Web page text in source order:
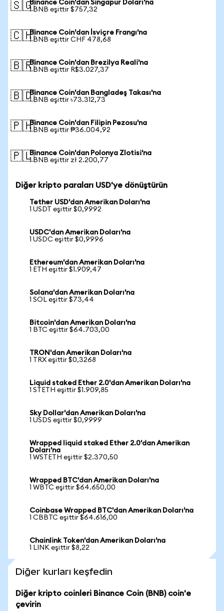
🇸🇬Binance Coin'dan Singapur Doları'na
1 BNB eşittir $757,32
🇨🇭Binance Coin'dan İsviçre Frangı'na
1 BNB eşittir CHF 478,68
🇧🇷Binance Coin'dan Brezilya Reali'na
1 BNB eşittir R$3.027,37
🇧🇩Binance Coin'dan Bangladeş Takası'na
1 BNB eşittir ৳73.312,73
🇵🇭Binance Coin'dan Filipin Pezosu'na
1 BNB eşittir ₱36.004,92
🇵🇱Binance Coin'dan Polonya Zlotisi'na
1 BNB eşittir zł 2.200,77
Diğer kripto paraları USD'ye dönüştürün
Tether USD'dan Amerikan Doları'na
1 USDT eşittir $0,9992
USDC'dan Amerikan Doları'na
1 USDC eşittir $0,9996
Ethereum'dan Amerikan Doları'na
1 ETH eşittir $1.909,47
Solana'dan Amerikan Doları'na
1 SOL eşittir $73,44
Bitcoin'dan Amerikan Doları'na
1 BTC eşittir $64.703,00
TRON'dan Amerikan Doları'na
1 TRX eşittir $0,3268
Liquid staked Ether 2.0'dan Amerikan Doları'na
1 STETH eşittir $1.909,85
Sky Dollar'dan Amerikan Doları'na
1 USDS eşittir $0,9999
Wrapped liquid staked Ether 2.0'dan Amerikan
Doları'na
1 WSTETH eşittir $2.370,50
Wrapped BTC'dan Amerikan Doları'na
1 WBTC eşittir $64.650,00
Coinbase Wrapped BTC'dan Amerikan Doları'na
1 CBBTC eşittir $64.616,00
Chainlink Token'dan Amerikan Doları'na
1 LINK eşittir $8,22
Diğer kurları keşfedin
Diğer kripto coinleri Binance Coin (BNB) coin'e
çevirin